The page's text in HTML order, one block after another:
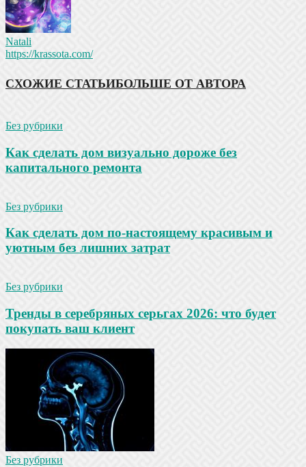
Natali
https://krassota.com/
СХОЖИЕ СТАТЬИБОЛЬШЕ ОТ АВТОРА
Без рубрики
Как сделать дом визуально дороже без
капитального ремонта
Без рубрики
Как сделать дом по-настоящему красивым и
уютным без лишних затрат
Без рубрики
Тренды в серебряных серьгах 2026: что будет
покупать ваш клиент
Без рубрики